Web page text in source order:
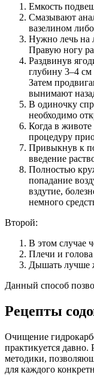
Емкость
Смазывают
вазелином
Нужно лечь на
Правую ногу
Раздвинув
глубину 3–4
Затем
вынимают
В одиночку
необходимо
Когда в животе
процедуру
Привыкнув к
введение
Полностью
попадание
вздутие,
немного
Второй:
В этом случае
Плечи и
Дышать лучше
Данный способ
Рецепты
Очищение
практикуется давно.
методики,
для каждого